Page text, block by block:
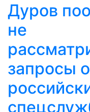
Дуров
не
запросы